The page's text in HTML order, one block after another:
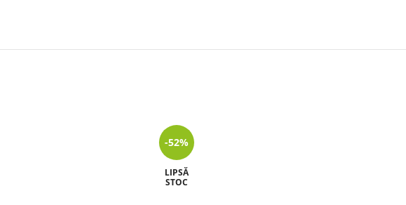
-52%
LIPSĂ
STOC